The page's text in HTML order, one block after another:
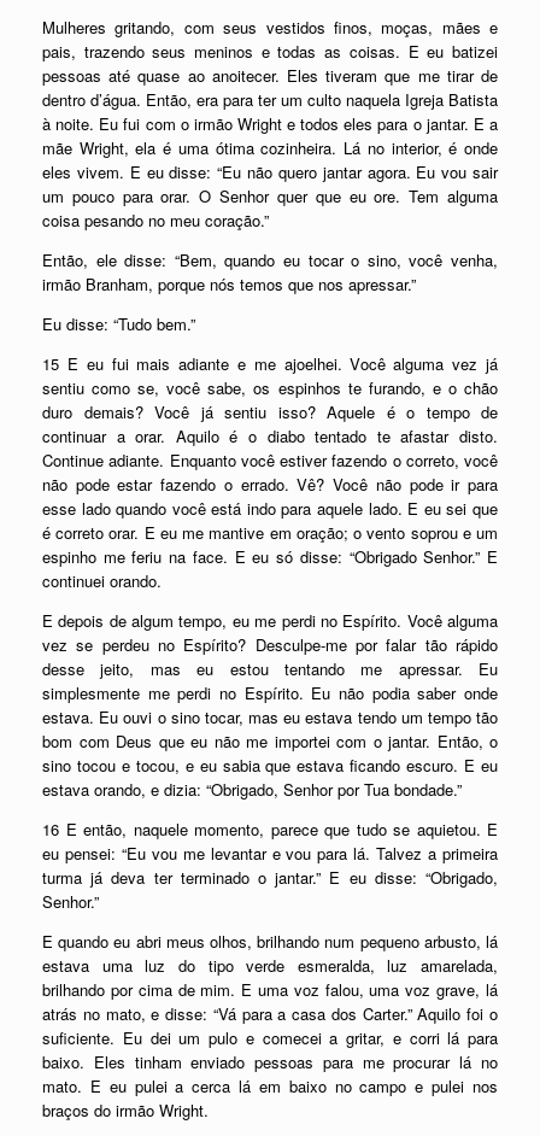
Mulheres gritando, com seus vestidos finos, moças, mães e
pais, trazendo seus meninos e todas as coisas. E eu batizei
pessoas até quase ao anoitecer. Eles tiveram que me tirar de
dentro d’água. Então, era para ter um culto naquela Igreja Batista
à noite. Eu fui com o irmão Wright e todos eles para o jantar. E a
mãe Wright, ela é uma ótima cozinheira. Lá no interior, é onde
eles vivem. E eu disse: “Eu não quero jantar agora. Eu vou sair
um pouco para orar. O Senhor quer que eu ore. Tem alguma
coisa pesando no meu coração.”
Então, ele disse: “Bem, quando eu tocar o sino, você venha,
irmão Branham, porque nós temos que nos apressar.”
Eu disse: “Tudo bem.”
15 E eu fui mais adiante e me ajoelhei. Você alguma vez já
sentiu como se, você sabe, os espinhos te furando, e o chão
duro demais? Você já sentiu isso? Aquele é o tempo de
continuar a orar. Aquilo é o diabo tentado te afastar disto.
Continue adiante. Enquanto você estiver fazendo o correto, você
não pode estar fazendo o errado. Vê? Você não pode ir para
esse lado quando você está indo para aquele lado. E eu sei que
é correto orar. E eu me mantive em oração; o vento soprou e um
espinho me feriu na face. E eu só disse: “Obrigado Senhor.” E
continuei orando.
E depois de algum tempo, eu me perdi no Espírito. Você alguma
vez se perdeu no Espírito? Desculpe-me por falar tão rápido
desse jeito, mas eu estou tentando me apressar. Eu
simplesmente me perdi no Espírito. Eu não podia saber onde
estava. Eu ouvi o sino tocar, mas eu estava tendo um tempo tão
bom com Deus que eu não me importei com o jantar. Então, o
sino tocou e tocou, e eu sabia que estava ficando escuro. E eu
estava orando, e dizia: “Obrigado, Senhor por Tua bondade.”
16 E então, naquele momento, parece que tudo se aquietou. E
eu pensei: “Eu vou me levantar e vou para lá. Talvez a primeira
turma já deva ter terminado o jantar.” E eu disse: “Obrigado,
Senhor.”
E quando eu abri meus olhos, brilhando num pequeno arbusto, lá
estava uma luz do tipo verde esmeralda, luz amarelada,
brilhando por cima de mim. E uma voz falou, uma voz grave, lá
atrás no mato, e disse: “Vá para a casa dos Carter.” Aquilo foi o
suficiente. Eu dei um pulo e comecei a gritar, e corri lá para
baixo. Eles tinham enviado pessoas para me procurar lá no
mato. E eu pulei a cerca lá em baixo no campo e pulei nos
braços do irmão Wright.